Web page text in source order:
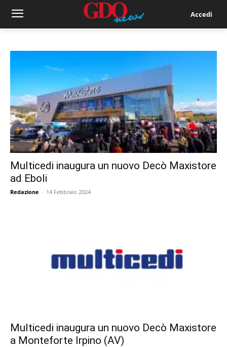
Accedi
Multicedi inaugura un nuovo Decò Maxistore
ad Eboli
Redazione - 14 Febbraio 2024
Multicedi inaugura un nuovo Decò Maxistore
a Monteforte Irpino (AV)